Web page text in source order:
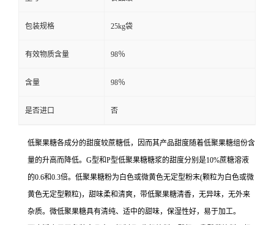
包装规格 25kg袋
有效物质含量 98％
含量 98％
是否进口 否
低聚果糖各成分的甜度较蔗糖低，因而其产品甜度随着低聚果糖组份含
量的升高而降低。G型和P型低聚果糖糖浆的甜度分别是10%蔗糖溶液
的0.6和0.3倍。低聚果糖粉为白色或微黄色无定型粉末(颗粒为白色或微
黄色无定型颗粒)，甜味柔和清爽，带低聚果糖清香，无异味，无外来
杂质。微低聚果糖具有清纯、适中的甜味，保湿性好，易于加工。